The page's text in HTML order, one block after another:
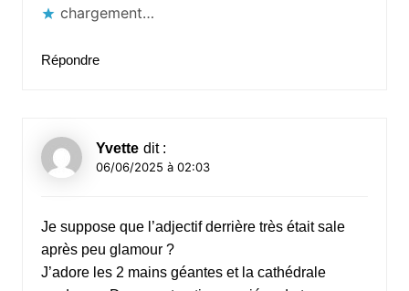
chargement…
Répondre
Yvette dit :
06/06/2025 à 02:03
Je suppose que l’adjectif derrière très était sale
après peu glamour ?
J’adore les 2 mains géantes et la cathédrale